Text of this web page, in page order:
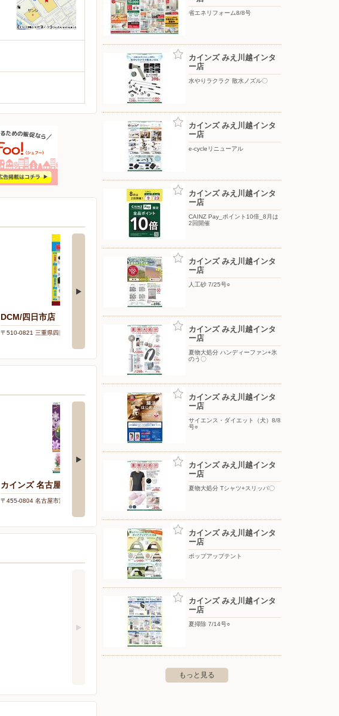
DCM/四日市店
〒510-0821 三重県四日市市久保田1-6-31
バースデイ/イオンタウン鈴鹿玉垣店
〒513-0816 三重県鈴鹿市南玉垣町5520-106
カインズ 名古屋当知店
〒455-0804 名古屋市港区当知1-601-1
カインズ 名古屋みなと店
〒455-0841 名古屋市港区一州町1-3
省エネリフォーム8/8号
カインズ みえ川越インタ
ー店
水やりラクラク 散水ノズル〇
カインズ みえ川越インタ
ー店
e-cycleリニューアル
カインズ みえ川越インタ
ー店
CAINZ Pay_ポイント10倍_8月は
2回開催
カインズ みえ川越インタ
ー店
人工砂 7/25号○
カインズ みえ川越インタ
ー店
夏物大処分 ハンディーファン+氷
のう〇
カインズ みえ川越インタ
ー店
サイエンス・ダイエット（犬）8/8
号○
カインズ みえ川越インタ
ー店
夏物大処分 Tシャツ+スリッパ〇
カインズ みえ川越インタ
ー店
ポップアップテント
カインズ みえ川越インタ
ー店
夏掃除 7/14号○
もっと見る